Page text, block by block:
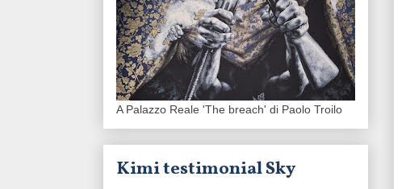
A Palazzo Reale 'The breach' di Paolo Troilo
Kimi testimonial Sky